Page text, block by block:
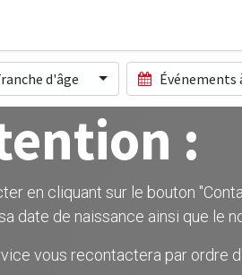
d'âge Événements
:
en cliquant sur le bouton
date de naissance ainsi que le
vous recontactera par ordre